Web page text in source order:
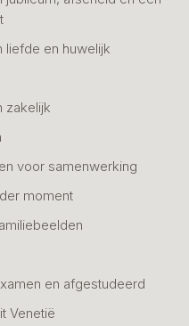
liefde en huwelijk
zakelijk
voor samenwerking
moment
en afgestudeerd
Venetië